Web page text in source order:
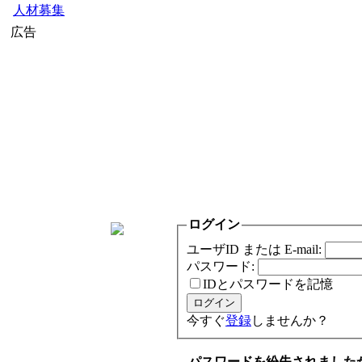
人材募集
広告
ログイン
ユーザID または E-mail:
パスワード:
IDとパスワードを記憶
今すぐ登録しませんか？